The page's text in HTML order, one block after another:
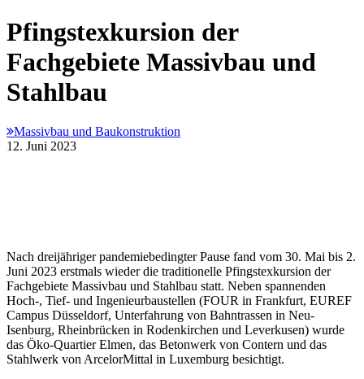
Pfingstexkursion der
Fachgebiete Massivbau und
Stahlbau
Massivbau und Baukonstruktion
12. Juni 2023
Nach dreijähriger pandemiebedingter Pause fand vom 30. Mai bis 2.
Juni 2023 erstmals wieder die traditionelle Pfingstexkursion der
Fachgebiete Massivbau und Stahlbau statt. Neben spannenden
Hoch-, Tief- und Ingenieurbaustellen (FOUR in Frankfurt, EUREF
Campus Düsseldorf, Unterfahrung von Bahntrassen in Neu-
Isenburg, Rheinbrücken in Rodenkirchen und Leverkusen) wurde
das Öko-Quartier Elmen, das Betonwerk von Contern und das
Stahlwerk von ArcelorMittal in Luxemburg besichtigt.